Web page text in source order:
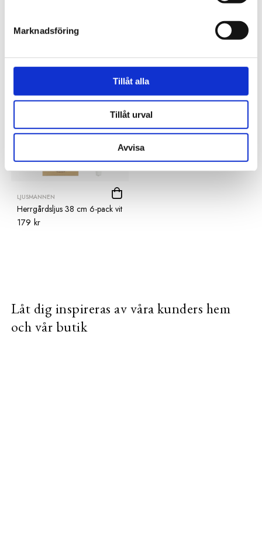
Marknadsföring
Tillåt alla
Tillåt urval
Avvisa
LJUSMANNEN
Herrgårdsljus 38 cm 6-pack vit
179 kr
Låt dig inspireras av våra kunders hem
och vår butik